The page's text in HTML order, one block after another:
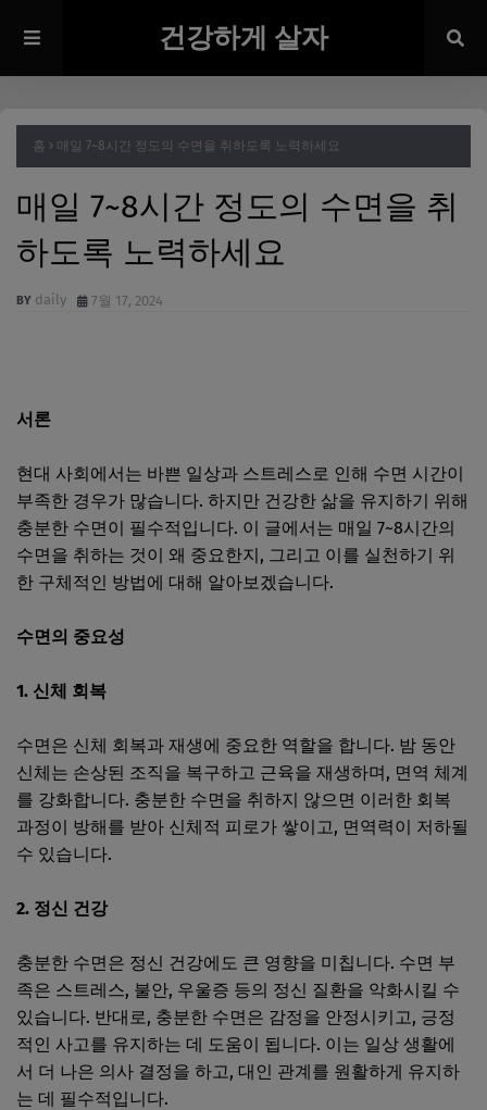
건강하게 살자
홈 매일 7~8시간 정도의 수면을 취하도록 노력하세요
매일 7~8시간 정도의 수면을 취
하도록 노력하세요
daily 7월 17, 2024
서론
현대 사회에서는 바쁜 일상과 스트레스로 인해 수면 시간이
부족한 경우가 많습니다. 하지만 건강한 삶을 유지하기 위해
충분한 수면이 필수적입니다. 이 글에서는 매일 7~8시간의
수면을 취하는 것이 왜 중요한지, 그리고 이를 실천하기 위
한 구체적인 방법에 대해 알아보겠습니다.
수면의 중요성
1. 신체 회복
수면은 신체 회복과 재생에 중요한 역할을 합니다. 밤 동안
신체는 손상된 조직을 복구하고 근육을 재생하며, 면역 체계
를 강화합니다. 충분한 수면을 취하지 않으면 이러한 회복
과정이 방해를 받아 신체적 피로가 쌓이고, 면역력이 저하될
수 있습니다.
2. 정신 건강
충분한 수면은 정신 건강에도 큰 영향을 미칩니다. 수면 부
족은 스트레스, 불안, 우울증 등의 정신 질환을 악화시킬 수
있습니다. 반대로, 충분한 수면은 감정을 안정시키고, 긍정
적인 사고를 유지하는 데 도움이 됩니다. 이는 일상 생활에
서 더 나은 의사 결정을 하고, 대인 관계를 원활하게 유지하
는 데 필수적입니다.